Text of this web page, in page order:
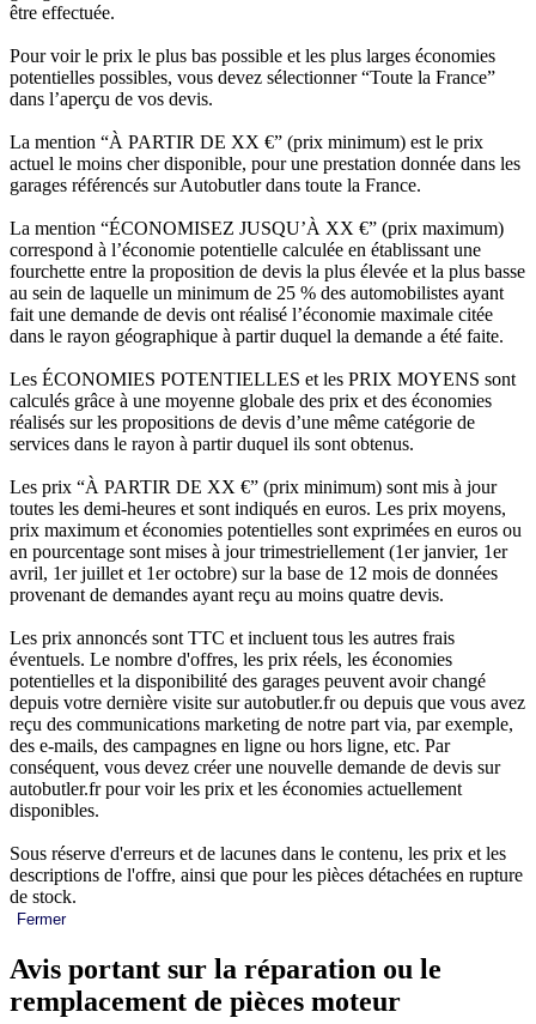
être effectuée.
Pour voir le prix le plus bas possible et les plus larges économies
potentielles possibles, vous devez sélectionner “Toute la France”
dans l’aperçu de vos devis.
La mention “À PARTIR DE XX €” (prix minimum) est le prix
actuel le moins cher disponible, pour une prestation donnée dans les
garages référencés sur Autobutler dans toute la France.
La mention “ÉCONOMISEZ JUSQU’À XX €” (prix maximum)
correspond à l’économie potentielle calculée en établissant une
fourchette entre la proposition de devis la plus élevée et la plus basse
au sein de laquelle un minimum de 25 % des automobilistes ayant
fait une demande de devis ont réalisé l’économie maximale citée
dans le rayon géographique à partir duquel la demande a été faite.
Les ÉCONOMIES POTENTIELLES et les PRIX MOYENS sont
calculés grâce à une moyenne globale des prix et des économies
réalisés sur les propositions de devis d’une même catégorie de
services dans le rayon à partir duquel ils sont obtenus.
Les prix “À PARTIR DE XX €” (prix minimum) sont mis à jour
toutes les demi-heures et sont indiqués en euros. Les prix moyens,
prix maximum et économies potentielles sont exprimées en euros ou
en pourcentage sont mises à jour trimestriellement (1er janvier, 1er
avril, 1er juillet et 1er octobre) sur la base de 12 mois de données
provenant de demandes ayant reçu au moins quatre devis.
Les prix annoncés sont TTC et incluent tous les autres frais
éventuels. Le nombre d'offres, les prix réels, les économies
potentielles et la disponibilité des garages peuvent avoir changé
depuis votre dernière visite sur autobutler.fr ou depuis que vous avez
reçu des communications marketing de notre part via, par exemple,
des e-mails, des campagnes en ligne ou hors ligne, etc. Par
conséquent, vous devez créer une nouvelle demande de devis sur
autobutler.fr pour voir les prix et les économies actuellement
disponibles.
Sous réserve d'erreurs et de lacunes dans le contenu, les prix et les
descriptions de l'offre, ainsi que pour les pièces détachées en rupture
de stock.
Fermer
Avis portant sur la réparation ou le
remplacement de pièces moteur